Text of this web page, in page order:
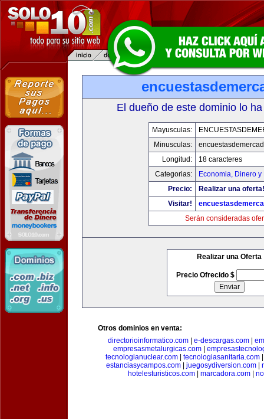
El dueño de este dominio lo
Mayusculas:
Minusculas:
Longitud:
18 caracteres
Categorias:
Economia, Dinero y
Precio:
Realizar una oferta!
Visitar!
Serán consideradas
Realizar una Oferta
Precio Ofrecido $
Otros dominios en venta:
directorioinformatico.com
e-descargas.com
empresasmetalurgicas.com|
tecnologianuclear.com| tecnologiasanitaria.com
estanciasycampos.com| juegosydiversion.com|
hotelesturisticos.com
marcadora.com